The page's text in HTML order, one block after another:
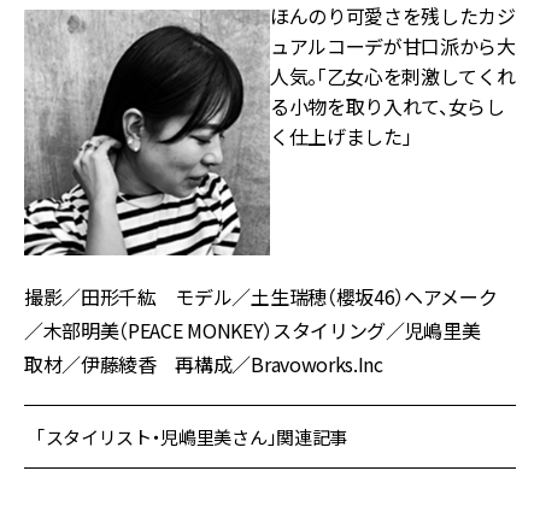
ほんのり可愛さを残したカジ
ュアルコーデが甘口派から大
人気。「乙女心を刺激してくれ
る小物を取り入れて、女らし
く仕上げました」
撮影／田形千紘 モデル／土生瑞穂（櫻坂46）ヘアメーク
／木部明美（PEACE MONKEY）スタイリング／児嶋里美
取材／伊藤綾香 再構成／Bravoworks.Inc
「スタイリスト・児嶋里美さん」関連記事